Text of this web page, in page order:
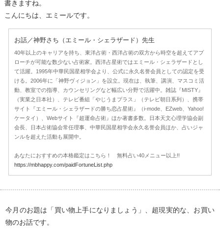
書きますね。
こんにちは、エミールです。
お話／神野さち（エミール・シェラザード）先生
40年以上のキャリアを持ち、東洋占術・西洋占術の双方から時空を超えてアプ
ローチが可能な数少ない占術家。西洋占星術ではエミール・シェラザードとし
て活躍。1995年中華民国星相学会より、公式に永久名誉会員としての認定を受
ける。2006年に「神野ヴィジョン」を設立。現在は、執筆、講演、マスコミ活
動、教室での指導、カウンセリングなど幅広い分野で活躍中。雑誌『MISTY』
（実業之日本社）、テレビ番組「やじうまプラス」（テレビ朝日系列）、携帯
サイト『エミール・シェラザードの勝ち恋占星術』（i-mode、EZweb、Yahoo!
ケータイ）、Webサイト『超運命占術』ほか著書多数。日本天文心理学協会副
会長、日本占術協会常任理事、中華民国星相学会永久名誉会員ほか、占いジャ
ンルを超えた活動も展開中。
あなたにおすすめの本格鑑定はこちら！ 無料占い40メニュー以上!!
https://mbhappy.com/paidFortuneList.php
今月のお題は「買い物上手になりましょう」、超現実的な、お買い
物のお話です。